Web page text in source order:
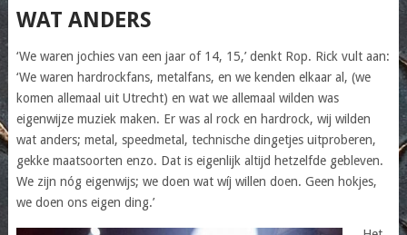
WAT ANDERS
‘We waren jochies van een jaar of 14, 15,’ denkt Rop. Rick vult aan:
‘We waren hardrockfans, metalfans, en we kenden elkaar al, (we
komen allemaal uit Utrecht) en wat we allemaal wilden was
eigenwijze muziek maken. Er was al rock en hardrock, wij wilden
wat anders; metal, speedmetal, technische dingetjes uitproberen,
gekke maatsoorten enzo. Dat is eigenlijk altijd hetzelfde gebleven.
We zijn nóg eigenwijs; we doen wat wíj willen doen. Geen hokjes,
we doen ons eigen ding.’